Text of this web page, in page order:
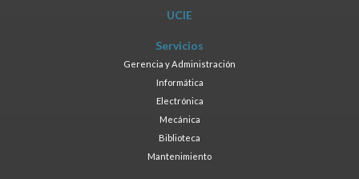
UCIE
Servicios
Gerencia y Administración
Informática
Electrónica
Mecánica
Biblioteca
Mantenimiento